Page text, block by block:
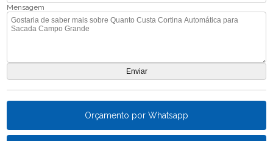
Mensagem
Orçamento por Whatsapp